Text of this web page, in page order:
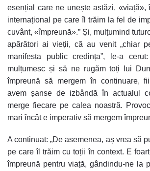
esențial care ne unește astăzi, «viață»,
internațional pe care îl trăim la fel de
cuvânt, «împreună».” Și, mulțumind
apărători ai vieții, că au venit „chiar
manifesta public credința”, le-a
mulțumesc și să ne rugăm toți lui
împreună să mergem în continuare,
avem șanse de izbândă în actualul
merge fiecare pe calea noastră.
mari încât e imperativ să mergem
A continuat: „De asemenea, aș vrea să
pe care îl trăim cu toții în context. E
împreună pentru viață, gândindu-ne la